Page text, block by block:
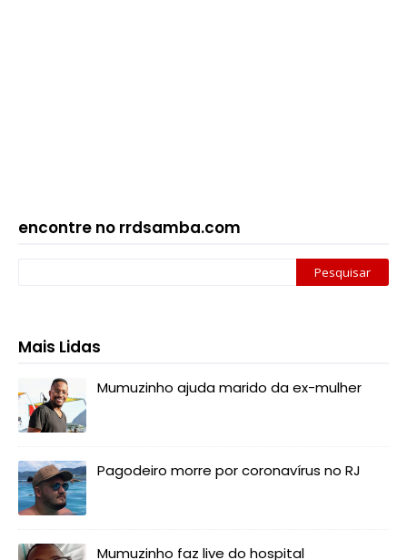
encontre no rrdsamba.com
Mais Lidas
Mumuzinho ajuda marido da ex-mulher
Pagodeiro morre por coronavírus no RJ
Mumuzinho faz live do hospital